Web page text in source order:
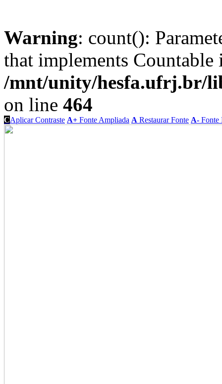
Warning: count():
that implements Countable
/mnt/unity/hesfa.ufrj.br/
on line 464
CAplicar Contraste A+ Fonte Ampliada A Restaurar Fonte A- Fonte